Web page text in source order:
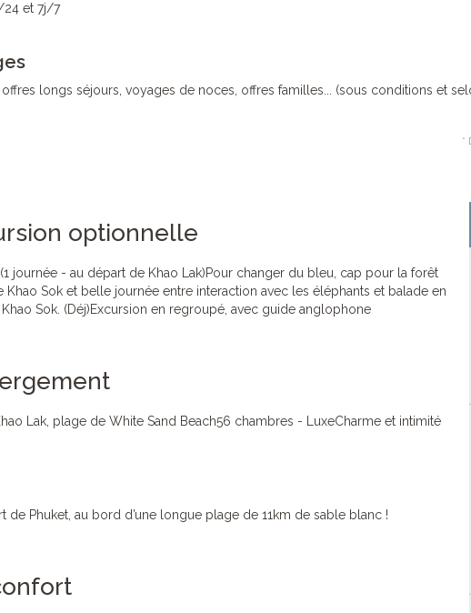
24 et 7j/7
longs séjours, voyages de noces, offres familles... (sous conditions et
*
optionnelle
journée - au départ de Khao Lak)Pour changer du bleu, cap pour la forêt
Khao Sok et belle journée entre interaction avec les éléphants et balade en
Sok. (Déj)Excursion en regroupé, avec guide anglophone
Lak, plage de White Sand Beach56 chambres - LuxeCharme et intimité
de Phuket, au bord d’une longue plage de 11km de sable blanc !